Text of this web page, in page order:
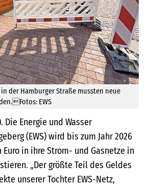
der Hamburger Straße mussten neue
EWS
Die Energie und Wasser
(EWS) wird bis zum Jahr 2026
in ihre Strom- und Gasnetze in
„Der größte Teil des Geldes
unserer Tochter EWS-Netz,